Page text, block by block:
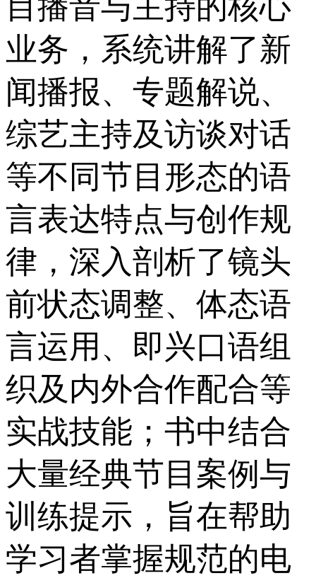
目播音与主持的核心
业务，系统讲解了新
闻播报、专题解说、
综艺主持及访谈对话
等不同节目形态的语
言表达特点与创作规
律，深入剖析了镜头
前状态调整、体态语
言运用、即兴口语组
织及内外合作配合等
实战技能；书中结合
大量经典节目案例与
训练提示，旨在帮助
学习者掌握规范的电